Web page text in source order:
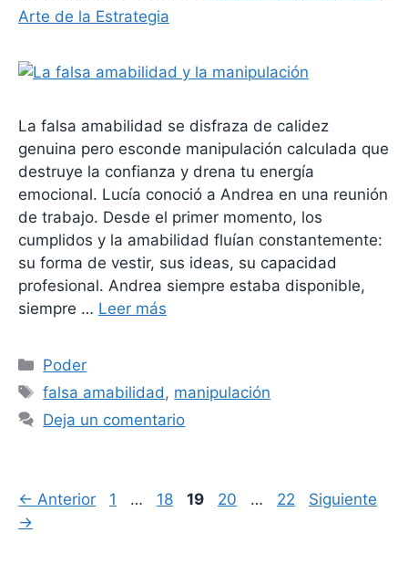
Arte de la Estrategia
La falsa amabilidad se disfraza de calidez
genuina pero esconde manipulación calculada que
destruye la confianza y drena tu energía
emocional. Lucía conoció a Andrea en una reunión
de trabajo. Desde el primer momento, los
cumplidos y la amabilidad fluían constantemente:
su forma de vestir, sus ideas, su capacidad
profesional. Andrea siempre estaba disponible,
siempre … Leer más
Categorías
Poder
Etiquetas
falsa amabilidad, manipulación
Deja un comentario
← Anterior Página
1 … Página
18 Página
19 Página
20 … Página
22
Siguiente
→